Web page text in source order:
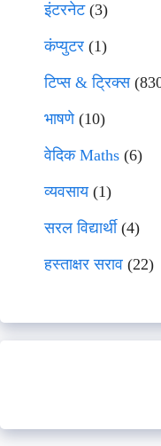
इंटरनेट(3)
कंप्युटर (1)
टिप्स & ट्रिक्स
भाषणे(10)
वेदिक Maths (6)
व्यवसाय(1)
सरल विद्यार्थी(4)
हस्ताक्षर सराव (22)